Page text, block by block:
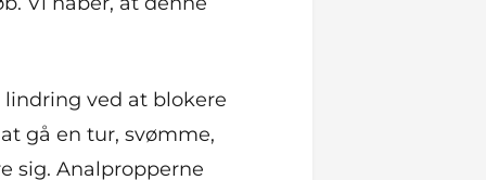
ved at blokere
gå en tur, svømme,
sig. Analpropperne